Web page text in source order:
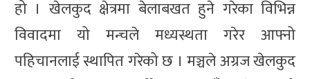
हो । खेलकुद क्षेत्रमा बेलाबखत हुने गरेका विभिन्न
विवादमा यो मन्चले मध्यस्थता गरेर आफ्नो
पहिचानलाई स्थापित गरेको छ । मञ्चले अग्रज खेलकुद